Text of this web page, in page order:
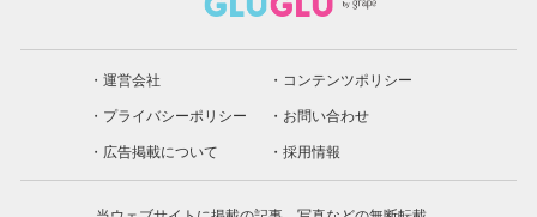
運営会社
コンテンツポリシー
プライバシーポリシー
お問い合わせ
広告掲載について
採用情報